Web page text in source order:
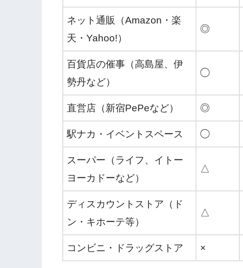
ネット通販（Amazon・楽
天・Yahoo!）
◎
百貨店の催事（高島屋、伊
勢丹など）
◯
直営店（新宿PePeなど） ◎
駅ナカ・イベントスペース ◯
スーパー（ライフ、イトー
ヨーカドーなど）
△
ディスカウントストア（ド
ン・キホーテ等）
△
コンビニ・ドラッグストア ×